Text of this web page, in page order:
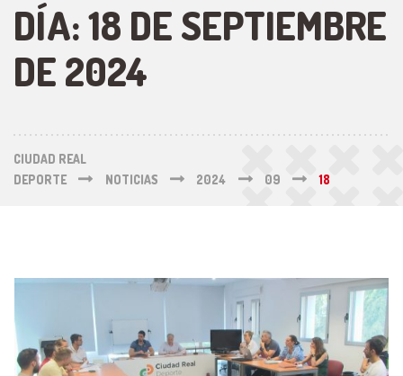
DÍA:18 DE SEPTIEMBRE
DE 2024
CIUDAD REAL
DEPORTE
NOTICIAS 2024 09 18